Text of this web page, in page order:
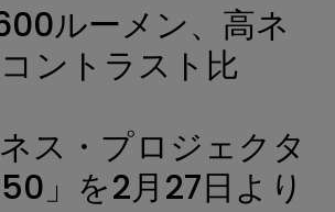
ルーメン、高ネ
ントラスト比
ス・プロジェクタ
」を2月27日より